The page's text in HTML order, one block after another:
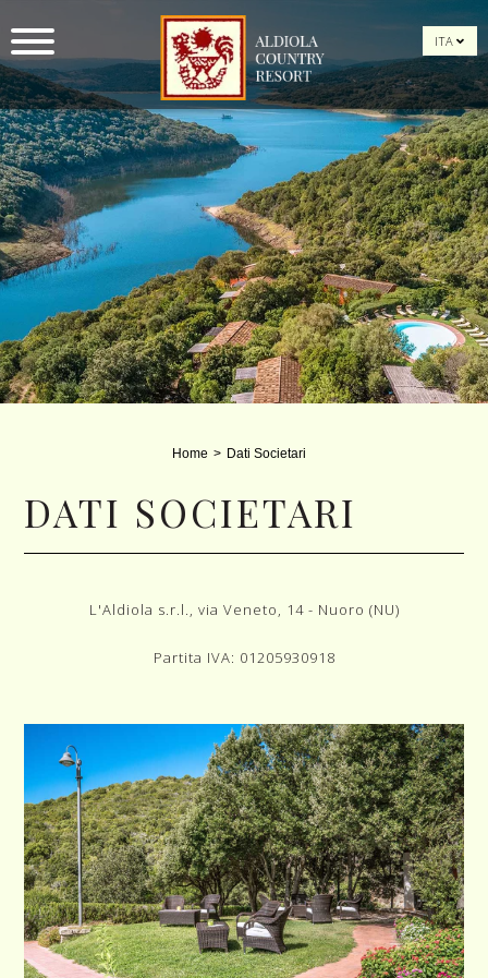
ITA
Home Dati Societari
DATI SOCIETARI
L'Aldiola s.r.l., via Veneto, 14 - Nuoro (NU)
Partita IVA: 01205930918